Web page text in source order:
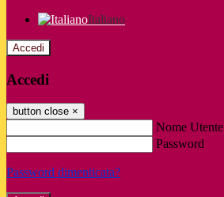
Italiano
Accedi
Accedi
button close ×
Nome Utente
Password
Password dimenticata?